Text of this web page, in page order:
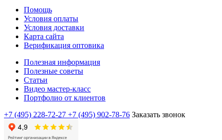
Помощь
Условия оплаты
Условия доставки
Карта сайта
Верификация оптовика
Полезная информация
Полезные советы
Статьи
Видео мастер-класс
Портфолио от клиентов
+7 (495) 228-72-27 +7 (495) 902-78-76 Заказать звонок